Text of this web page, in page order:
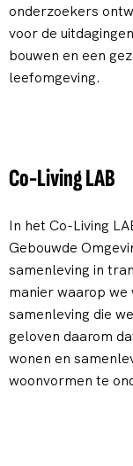
onderzoekers
voor de
bouwen en een
leefomgeving.
Co-Living LAB
In het Co-Living
Gebouwde
samenleving in
manier waarop
samenleving die
geloven daarom
wonen en
woonvormen te